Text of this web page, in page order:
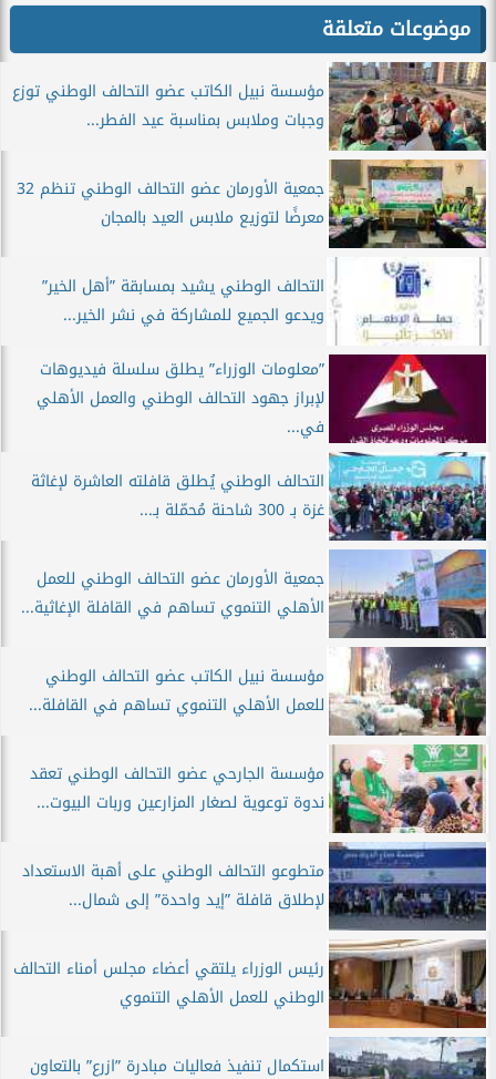
موضوعات متعلقة
مؤسسة نبيل الكاتب عضو التحالف الوطني توزع
وجبات وملابس بمناسبة عيد الفطر...
جمعية الأورمان عضو التحالف الوطني تنظم 32
معرضًا لتوزيع ملابس العيد بالمجان
التحالف الوطني يشيد بمسابقة ”أهل الخير”
ويدعو الجميع للمشاركة في نشر الخير...
”معلومات الوزراء” يطلق سلسلة فيديوهات
لإبراز جهود التحالف الوطني والعمل الأهلي
في...
التحالف الوطني يُطلق قافلته العاشرة لإغاثة
غزة بـ 300 شاحنة مُحمّلة بـ...
جمعية الأورمان عضو التحالف الوطني للعمل
الأهلي التنموي تساهم في القافلة الإغاثية...
مؤسسة نبيل الكاتب عضو التحالف الوطني
للعمل الأهلي التنموي تساهم في القافلة...
مؤسسة الجارحي عضو التحالف الوطني تعقد
ندوة توعوية لصغار المزارعين وربات البيوت...
متطوعو التحالف الوطني على أهبة الاستعداد
لإطلاق قافلة ”إيد واحدة” إلى شمال...
رئيس الوزراء يلتقي أعضاء مجلس أمناء التحالف
الوطني للعمل الأهلي التنموي
استكمال تنفيذ فعاليات مبادرة ”ازرع” بالتعاون